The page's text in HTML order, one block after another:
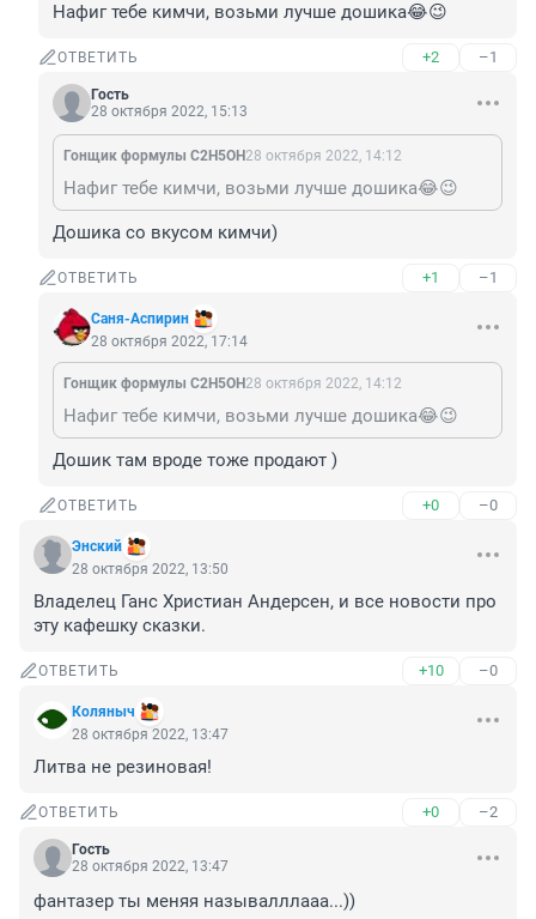
Нафиг тебе кимчи, возьми лучше дошика😂😉
ОТВЕТИТЬ +2 –1
Гость
28 октября 2022, 15:13
Гонщик формулы C2H5OH 28 октября 2022, 14:12
Нафиг тебе кимчи, возьми лучше дошика😂😉
Дошика со вкусом кимчи)
ОТВЕТИТЬ +1 –1
Саня-Аспирин
28 октября 2022, 17:14
Гонщик формулы C2H5OH 28 октября 2022, 14:12
Нафиг тебе кимчи, возьми лучше дошика😂😉
Дошик там вроде тоже продают )
ОТВЕТИТЬ +0 –0
Энский
28 октября 2022, 13:50
Владелец Ганс Христиан Андерсен, и все новости про
эту кафешку сказки.
ОТВЕТИТЬ +10 –0
Коляныч
28 октября 2022, 13:47
Литва не резиновая!
ОТВЕТИТЬ +0 –2
Гость
28 октября 2022, 13:47
фантазер ты меняя называлллааа...))